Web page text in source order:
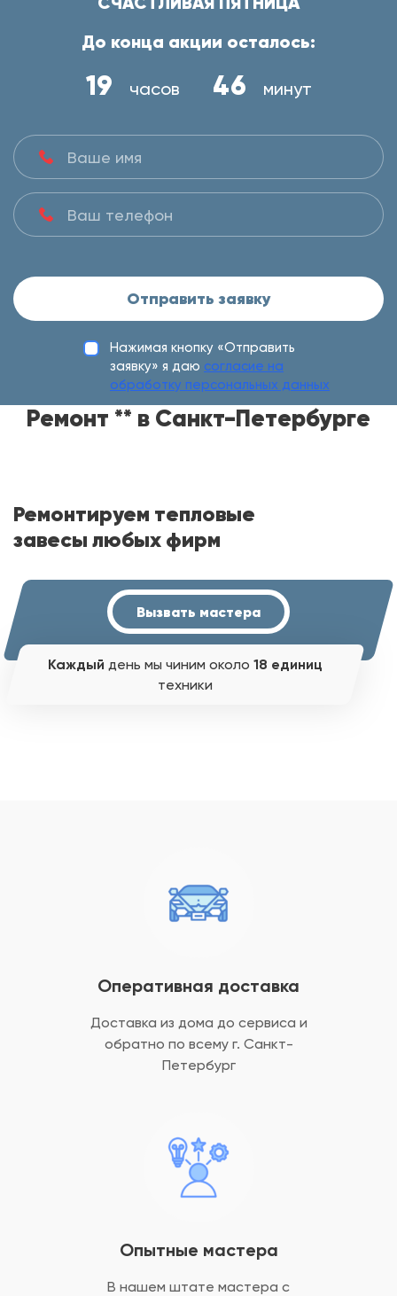
До конца акции осталось:
19 часов 46 минут
Отправить заявку
Нажимая кнопку «Отправить
заявку» я даю согласие на
обработку персональных данных
Ремонт ** в Санкт-Петербурге
Ремонтируем тепловые
завесы любых фирм
Вызвать мастера
Каждый день мы чиним около 18 единиц
техники
Оперативная доставка
Доставка из дома до сервиса и
обратно по всему г. Санкт-
Петербург
Опытные мастера
В нашем штате мастера с